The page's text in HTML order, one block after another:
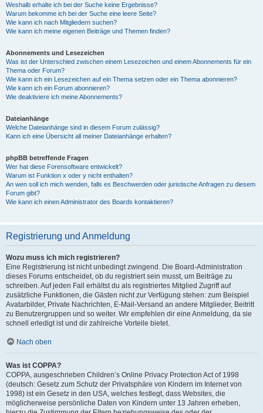
Weshalb erhalte ich bei der Suche keine Ergebnisse?
Warum bekomme ich bei der Suche eine leere Seite?
Wie kann ich nach Mitgliedern suchen?
Wie kann ich meine eigenen Beiträge und Themen finden?
Abonnements und Lesezeichen
Was ist der Unterschied zwischen einem Lesezeichen und einem Abonnements für ein
Thema oder Forum?
Wie kann ich ein Lesezeichen auf ein Thema setzen oder ein Thema abonnieren?
Wie kann ich ein Forum abonnieren?
Wie deaktiviere ich meine Abonnements?
Dateianhänge
Welche Dateianhänge sind in diesem Forum zulässig?
Kann ich eine Übersicht all meiner Dateianhänge erhalten?
phpBB betreffende Fragen
Wer hat diese Forensoftware entwickelt?
Warum ist Funktion x oder y nicht enthalten?
An wen soll ich mich wenden, falls es Beschwerden oder juristische Anfragen zu diesem
Forum gibt?
Wie kann ich einen Administrator des Boards kontaktieren?
Registrierung und Anmeldung
Wozu muss ich mich registrieren?
Eine Registrierung ist nicht unbedingt zwingend. Die Board-Administration
dieses Forums entscheidet, ob du registriert sein musst, um Beiträge zu
schreiben. Auf jeden Fall erhältst du als registriertes Mitglied Zugriff auf
zusätzliche Funktionen, die Gästen nicht zur Verfügung stehen: zum Beispiel
Avatarbilder, Private Nachrichten, E-Mail-Versand an andere Mitglieder, Beitritt
zu Benutzergruppen und so weiter. Wir empfehlen dir eine Anmeldung, da sie
schnell erledigt ist und dir zahlreiche Vorteile bietet.
Nach oben
Was ist COPPA?
COPPA, ausgeschrieben Children’s Online Privacy Protection Act of 1998
(deutsch: Gesetz zum Schutz der Privatsphäre von Kindern im Internet von
1998) ist ein Gesetz in den USA, welches festlegt, dass Websites, die
möglicherweise persönliche Daten von Kindern unter 13 Jahren erheben,